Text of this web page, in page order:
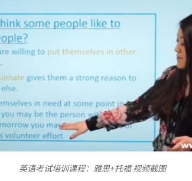
英语考试培训课程：雅思+托福 视频截图